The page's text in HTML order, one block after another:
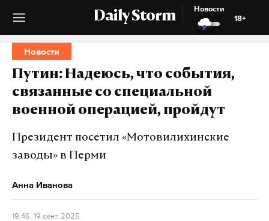
Daily Storm
Новости
18+
Новости
Путин: Надеюсь, что события,
связанные со специальной
военной операцией, пройдут
Президент посетил «Мотовилихинские
заводы» в Перми
Анна Иванова
19:46, 19 сент. 2025